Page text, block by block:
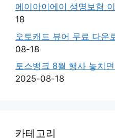
에이아이에이 생명보험
18
오토캐드 뷰어 무료 다운
08-18
토스뱅크 8월 행사 놓치
2025-08-18
카테고리